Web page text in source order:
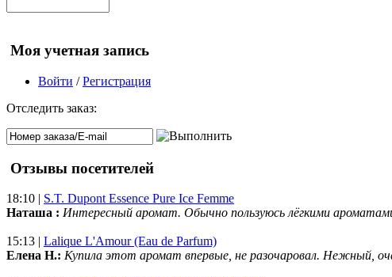
Моя учетная запись
Войти /Регистрация
Отследить заказ:
Отзывы посетителей
18:10 | S.T. Dupont Essence Pure Ice Femme
Наташа : Интересный аромат. Обычно пользуюсь лёгкими
15:13 | Lalique L'Amour (Eau de Parfum)
Елена Н.: Купила этот аромат впервые, не разочаровал. Нежный,